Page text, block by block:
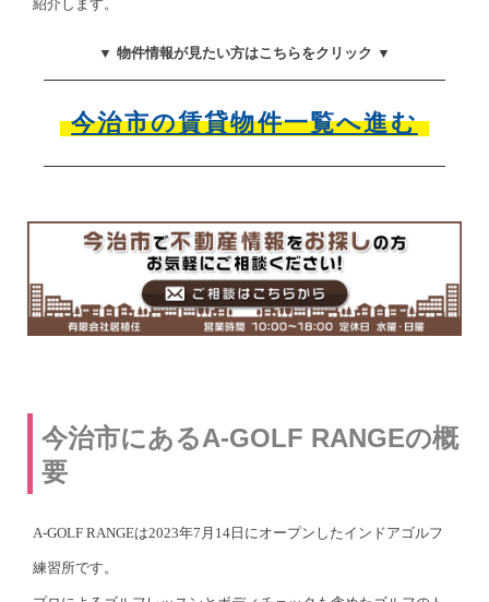
紹介します。
▼ 物件情報が見たい方はこちらをクリック ▼
今治市の賃貸物件一覧へ進む
今治市にあるA-GOLF RANGEの概
要
A-GOLF RANGEは2023年7月14日にオープンしたインドアゴルフ
練習所です。